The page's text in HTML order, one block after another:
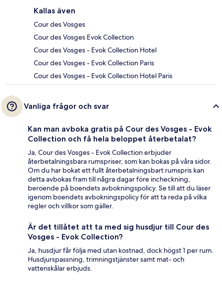
Kallas även
Cour des Vosges
Cour des Vosges Evok Collection
Cour des Vosges - Evok Collection Hotel
Cour des Vosges - Evok Collection Paris
Cour des Vosges - Evok Collection Hotel Paris
Vanliga frågor och svar
Kan man avboka gratis på Cour des Vosges - Evok
Collection och få hela beloppet återbetalat?
Ja, Cour des Vosges - Evok Collection erbjuder
återbetalningsbara rumspriser, som kan bokas på våra sidor.
Om du har bokat ett fullt återbetalningsbart rumspris kan
detta avbokas fram till några dagar före incheckning,
beroende på boendets avbokningspolicy. Se till att du läser
igenom boendets avbokningspolicy för att ta reda på vilka
regler och villkor som gäller.
Är det tillåtet att ta med sig husdjur till Cour des
Vosges - Evok Collection?
Ja, husdjur får följa med utan kostnad, dock högst 1 per rum.
Husdjurspassning, trimningstjänster samt mat- och
vattenskålar erbjuds.